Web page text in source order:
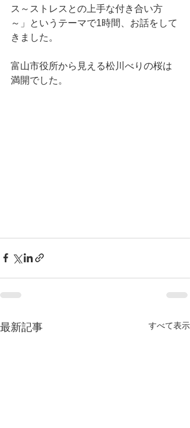
ス～ストレスとの上手な付き合い方
～」というテーマで1時間、お話をして
きました。
富山市役所から見える松川べりの桜は
満開でした。
最新記事 すべて表示